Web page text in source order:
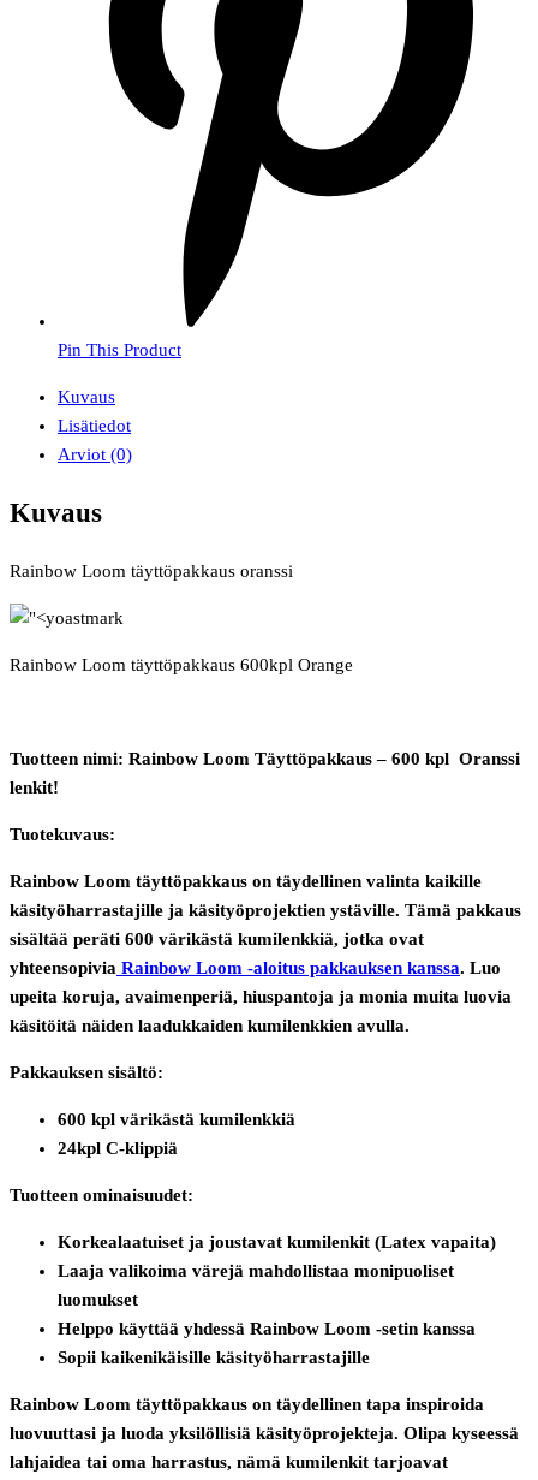
Pin This Product
Kuvaus
Lisätiedot
Arviot (0)
Kuvaus
Rainbow Loom täyttöpakkaus oranssi
Rainbow Loom täyttöpakkaus 600kpl Orange
Tuotteen nimi: Rainbow Loom Täyttöpakkaus – 600 kpl Oranssi
lenkit!
Tuotekuvaus:
Rainbow Loom täyttöpakkaus on täydellinen valinta kaikille
käsityöharrastajille ja käsityöprojektien ystäville. Tämä pakkaus
sisältää peräti 600 värikästä kumilenkkiä, jotka ovat
yhteensopivia Rainbow Loom -aloitus pakkauksen kanssa. Luo
upeita koruja, avaimenperiä, hiuspantoja ja monia muita luovia
käsitöitä näiden laadukkaiden kumilenkkien avulla.
Pakkauksen sisältö:
600 kpl värikästä kumilenkkiä
24kpl C-klippiä
Tuotteen ominaisuudet:
Korkealaatuiset ja joustavat kumilenkit (Latex vapaita)
Laaja valikoima värejä mahdollistaa monipuoliset
luomukset
Helppo käyttää yhdessä Rainbow Loom -setin kanssa
Sopii kaikenikäisille käsityöharrastajille
Rainbow Loom täyttöpakkaus on täydellinen tapa inspiroida
luovuuttasi ja luoda yksilöllisiä käsityöprojekteja. Olipa kyseessä
lahjaidea tai oma harrastus, nämä kumilenkit tarjoavat